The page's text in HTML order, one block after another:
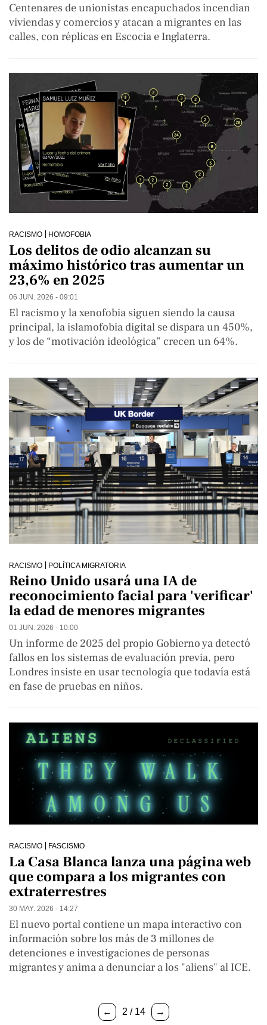
Centenares de unionistas encapuchados incendian
viviendas y comercios y atacan a migrantes en las
calles, con réplicas en Escocia e Inglaterra.
RACISMO HOMOFOBIA
Los delitos de odio alcanzan su
máximo histórico tras aumentar un
23,6% en 2025
06 JUN. 2026 - 09:01
El racismo y la xenofobia siguen siendo la causa
principal, la islamofobia digital se dispara un 450%,
y los de “motivación ideológica” crecen un 64%.
RACISMO POLÍTICA MIGRATORIA
Reino Unido usará una IA de
reconocimiento facial para 'verificar'
la edad de menores migrantes
01 JUN. 2026 - 10:00
Un informe de 2025 del propio Gobierno ya detectó
fallos en los sistemas de evaluación previa, pero
Londres insiste en usar tecnología que todavía está
en fase de pruebas en niños.
RACISMO FASCISMO
La Casa Blanca lanza una página web
que compara a los migrantes con
extraterrestres
30 MAY. 2026 - 14:27
El nuevo portal contiene un mapa interactivo con
información sobre los más de 3 millones de
detenciones e investigaciones de personas
migrantes y anima a denunciar a los "aliens" al ICE.
← 2 / 14 →